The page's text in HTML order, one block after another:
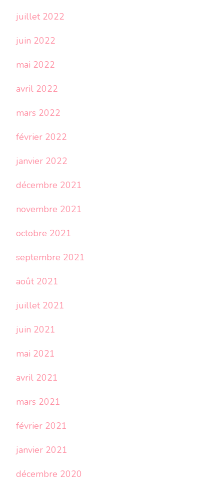
juillet 2022
juin 2022
mai 2022
avril 2022
mars 2022
février 2022
janvier 2022
décembre 2021
novembre 2021
octobre 2021
septembre 2021
août 2021
juillet 2021
juin 2021
mai 2021
avril 2021
mars 2021
février 2021
janvier 2021
décembre 2020